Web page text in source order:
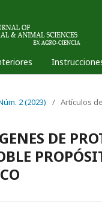
2 (2023) / Artículos
DE